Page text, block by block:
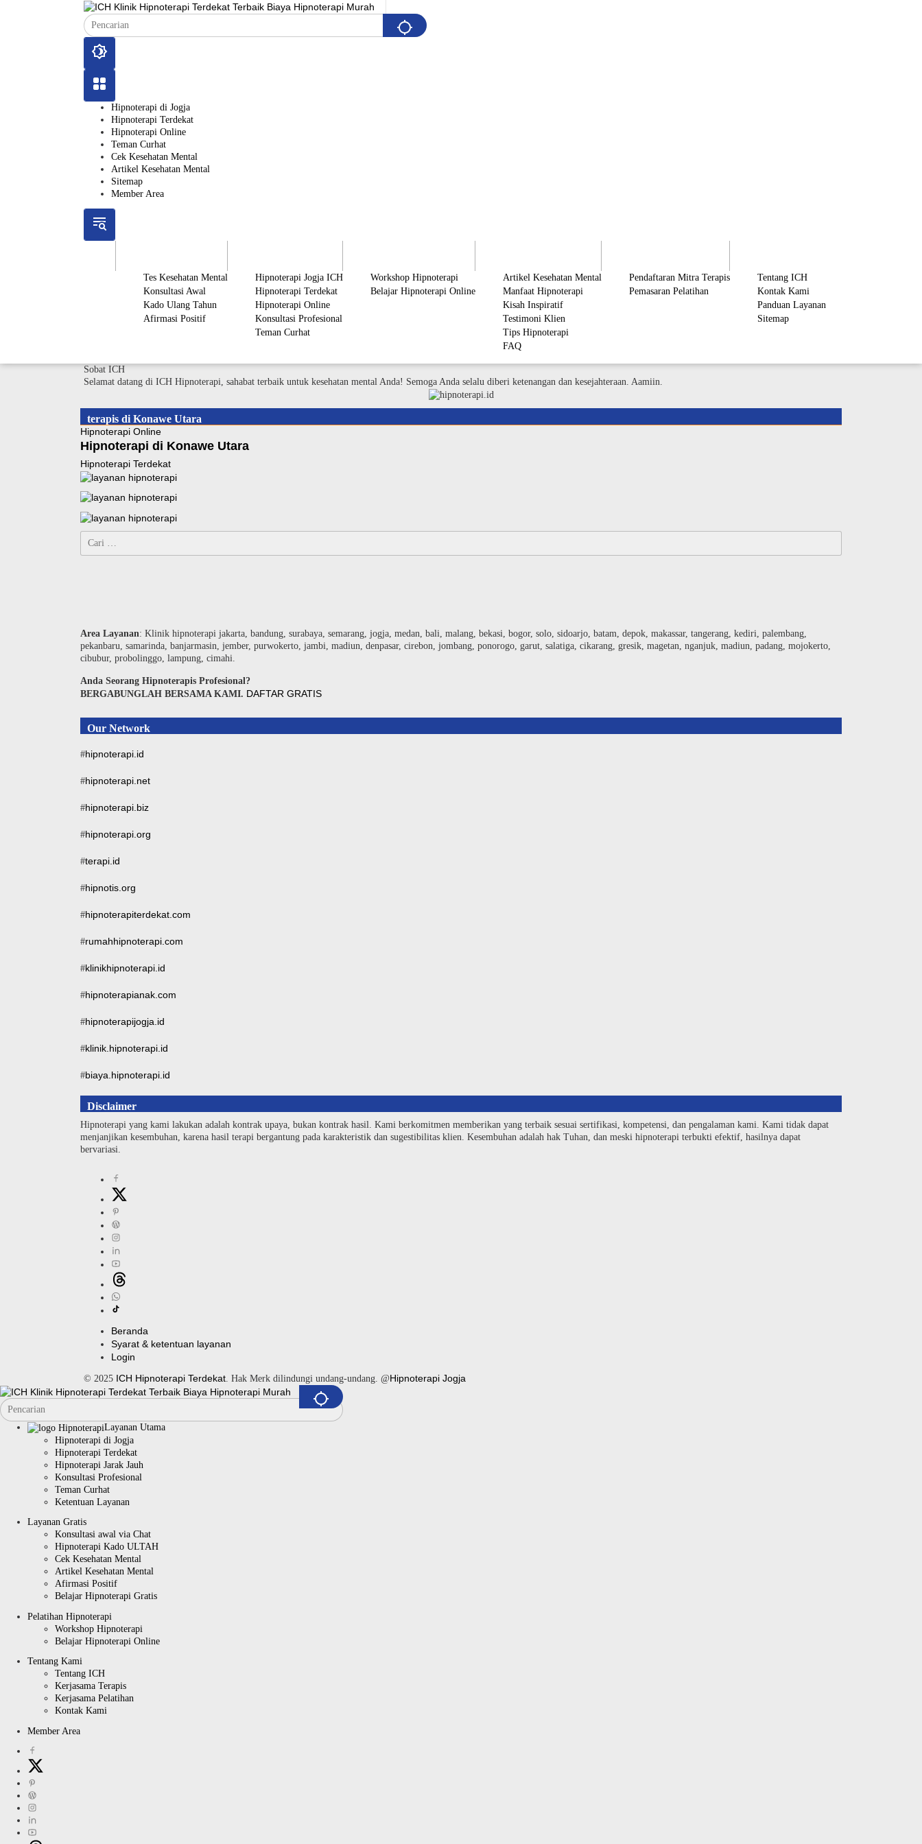
Hipnoterapi di Jogja
Hipnoterapi Terdekat
Hipnoterapi Online
Teman Curhat
Cek Kesehatan Mental
Artikel Kesehatan Mental
Sitemap
Member Area
Tes Kesehatan Mental
Konsultasi Awal
Kado Ulang Tahun
Afirmasi Positif
Hipnoterapi Jogja ICH
Hipnoterapi Terdekat
Hipnoterapi Online
Konsultasi Profesional
Teman Curhat
Workshop Hipnoterapi
Belajar Hipnoterapi Online
Artikel Kesehatan Mental
Manfaat Hipnoterapi
Kisah Inspiratif
Testimoni Klien
Tips Hipnoterapi
FAQ
Pendaftaran Mitra Terapis
Pemasaran Pelatihan
Tentang ICH
Kontak Kami
Panduan Layanan
Sitemap
Sobat ICH
Selamat datang di ICH Hipnoterapi, sahabat terbaik untuk kesehatan mental Anda! Semoga Anda selalu diberi ketenangan dan kesejahteraan. Aamiin.
terapis di Konawe Utara
Hipnoterapi Online
Hipnoterapi di Konawe Utara
Hipnoterapi Terdekat
Cari
untuk:
Area Layanan: Klinik hipnoterapi jakarta, bandung, surabaya, semarang, jogja, medan, bali, malang, bekasi, bogor, solo, sidoarjo, batam, depok, makassar, tangerang, kediri, palembang,
pekanbaru, samarinda, banjarmasin, jember, purwokerto, jambi, madiun, denpasar, cirebon, jombang, ponorogo, garut, salatiga, cikarang, gresik, magetan, nganjuk, madiun, padang, mojokerto,
cibubur, probolinggo, lampung, cimahi.
Anda Seorang Hipnoterapis Profesional?
BERGABUNGLAH BERSAMA KAMI. DAFTAR GRATIS
Our Network
#hipnoterapi.id
#hipnoterapi.net
#hipnoterapi.biz
#hipnoterapi.org
#terapi.id
#hipnotis.org
#hipnoterapiterdekat.com
#rumahhipnoterapi.com
#klinikhipnoterapi.id
#hipnoterapianak.com
#hipnoterapijogja.id
#klinik.hipnoterapi.id
#biaya.hipnoterapi.id
Disclaimer
Hipnoterapi yang kami lakukan adalah kontrak upaya, bukan kontrak hasil. Kami berkomitmen memberikan yang terbaik sesuai sertifikasi, kompetensi, dan pengalaman kami. Kami tidak dapat
menjanjikan kesembuhan, karena hasil terapi bergantung pada karakteristik dan sugestibilitas klien. Kesembuhan adalah hak Tuhan, dan meski hipnoterapi terbukti efektif, hasilnya dapat
bervariasi.
Beranda
Syarat & ketentuan layanan
Login
© 2025 ICH Hipnoterapi Terdekat . Hak Merk dilindungi undang-undang. @Hipnoterapi Jogja
Layanan Utama
Hipnoterapi di Jogja
Hipnoterapi Terdekat
Hipnoterapi Jarak Jauh
Konsultasi Profesional
Teman Curhat
Ketentuan Layanan
Layanan Gratis
Konsultasi awal via Chat
Hipnoterapi Kado ULTAH
Cek Kesehatan Mental
Artikel Kesehatan Mental
Afirmasi Positif
Belajar Hipnoterapi Gratis
Pelatihan Hipnoterapi
Workshop Hipnoterapi
Belajar Hipnoterapi Online
Tentang Kami
Tentang ICH
Kerjasama Terapis
Kerjasama Pelatihan
Kontak Kami
Member Area